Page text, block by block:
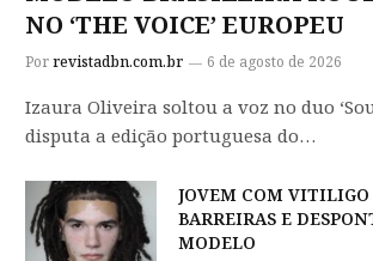
NO ‘THE VOICE’ EUROPEU
Porrevistadbn.com.br 6 de agosto de 2026
Izaura Oliveira soltou a voz no duo
disputa a edição portuguesa do…
JOVEM COM VITILIGO
BARREIRAS E
MODELO